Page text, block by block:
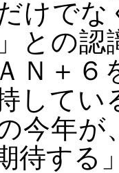
けでな
との
Ｎ＋６
してい
今年
待する